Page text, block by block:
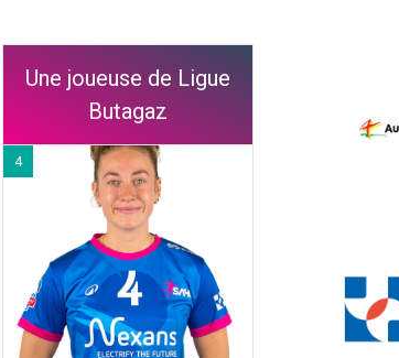
Une joueuse de Ligue
Butagaz
4